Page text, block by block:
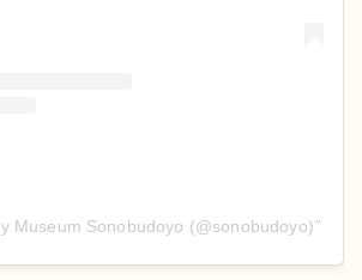
Museum Sonobudoyo (@sonobudoyo)